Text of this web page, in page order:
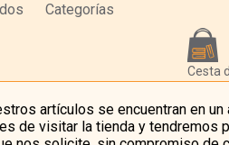
Categorías
Cesta
artículos se encuentran en un
de visitar la tienda y tendremos